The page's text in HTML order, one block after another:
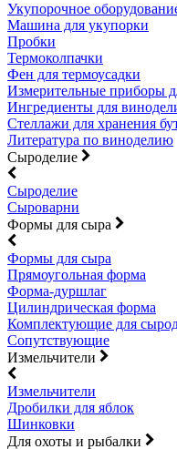
Укупорочное
Машина для укупорки
Пробки
Термоколпачки
Фен для термоусадки
Измерительные приборы
Ингредиенты для
Стеллажи для хранения
Литература по виноделию
Сыроделие
Сыроделие
Сыроварни
Формы для сыра
Формы для сыра
Прямоугольная форма
Форма-дуршлаг
Цилиндрическая форма
Комплектующие для
Сопутствующие
Измельчители
Измельчители
Дробилки для яблок
Шинковки
Для охоты и рыбалки